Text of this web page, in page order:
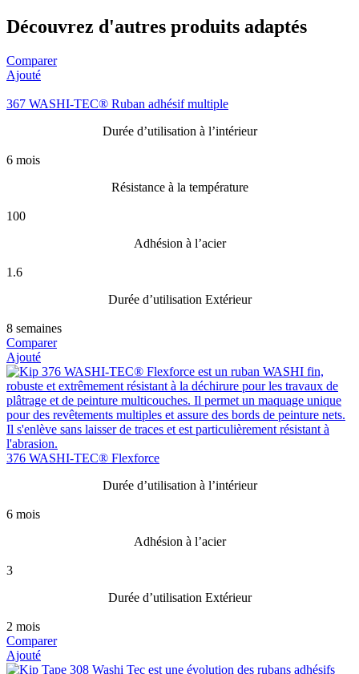
Découvrez d'autres produits adaptés
Comparer
Ajouté
367 WASHI-TEC® Ruban adhésif multiple
Durée d’utilisation à l’intérieur
6 mois
Résistance à la température
100
Adhésion à l’acier
1.6
Durée d’utilisation Extérieur
8 semaines
Comparer
Ajouté
376 WASHI-TEC® Flexforce
Durée d’utilisation à l’intérieur
6 mois
Adhésion à l’acier
3
Durée d’utilisation Extérieur
2 mois
Comparer
Ajouté